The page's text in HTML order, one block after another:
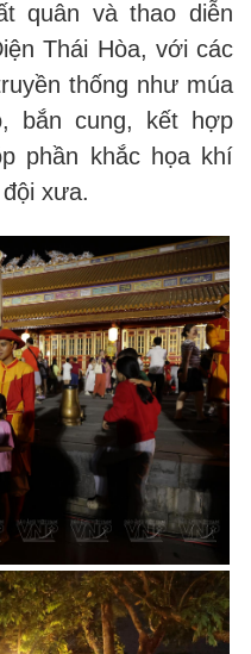
quân và thao diễn
Thái Hòa, với các
thống như múa
bắn cung, kết hợp
phần khắc họa khí
xưa.